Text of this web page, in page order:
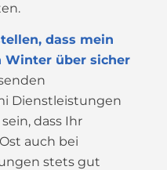
dass mein
Winter über sicher
Dienstleistungen
dass Ihr
auch bei
stets gut